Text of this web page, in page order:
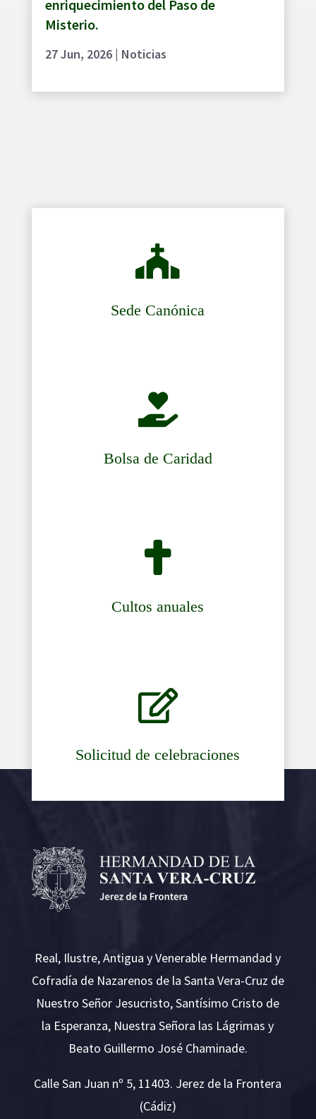
enriquecimiento del Paso de
Misterio.
27 Jun, 2026| Noticias

Sede Canónica

Bolsa de Caridad

Cultos anuales

Solicitud de celebraciones
Real, Ilustre, Antigua y Venerable Hermandad y
Cofradía de Nazarenos de la Santa Vera-Cruz de
Nuestro Señor Jesucristo, Santísimo Cristo de
la Esperanza, Nuestra Señora las Lágrimas y
Beato Guillermo José Chaminade.
Calle San Juan nº 5, 11403. Jerez de la Frontera
(Cádiz)